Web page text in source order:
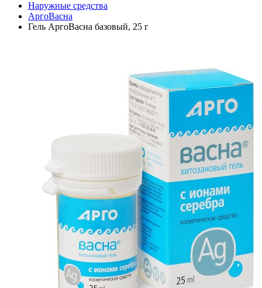
Наружные средства
АргоВасна
Гель АргоВасна базовый, 25 г